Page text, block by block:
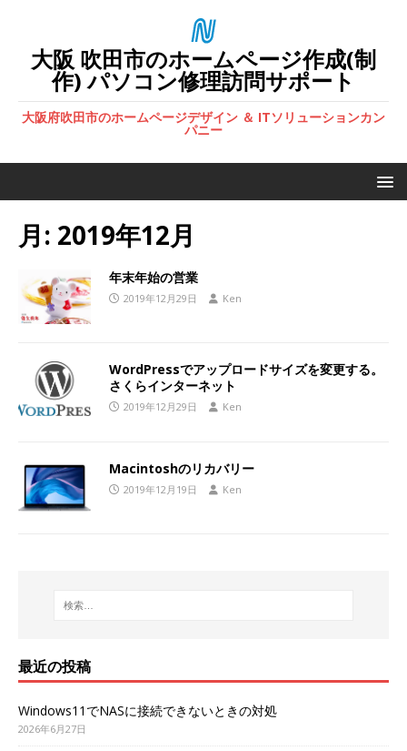
大阪 吹田市のホームページ作成(制
作) パソコン修理訪問サポート
大阪府吹田市のホームページデザイン ＆ ITソリューションカン
パニー
月: 2019年12月
年末年始の営業
2019年12月29日 Ken
WordPressでアップロードサイズを変更する。
さくらインターネット
2019年12月29日 Ken
Macintoshのリカバリー
2019年12月19日 Ken
最近の投稿
Windows11でNASに接続できないときの対処
2026年6月27日